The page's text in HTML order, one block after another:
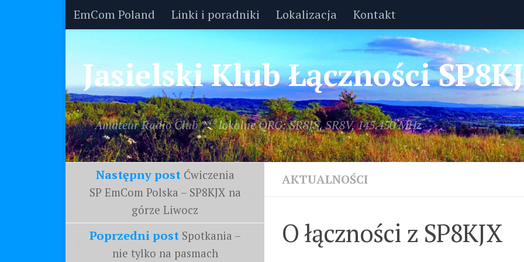
Skip to content
EmCom Poland Linki i poradniki Lokalizacja Kontakt
Jasielski Klub Łączności
Amateur Radio Club *** lokalne QRG: SR8JS, SR8V, 145.450 MHz
AKTUALNOŚCI
O łączności z SP8KJX
Następny post Ćwiczenia
SP EmCom Polska – SP8KJX na
górze Liwocz
Poprzedni post Spotkania –
nie tylko na pasmach